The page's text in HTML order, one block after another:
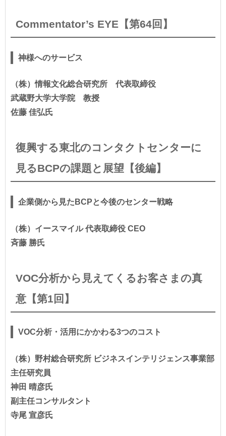
Commentator’s EYE【第64回】
神様へのサービス
（株）情報文化総合研究所 代表取締役
武蔵野大学大学院 教授
佐藤 佳弘氏
復興する東北のコンタクトセンターに
見るBCPの課題と展望【後編】
企業側から見たBCPと今後のセンター戦略
（株）イースマイル 代表取締役 CEO
斉藤 勝氏
VOC分析から見えてくるお客さまの真
意【第1回】
VOC分析・活用にかかわる3つのコスト
（株）野村総合研究所 ビジネスインテリジェンス事業部
主任研究員
神田 晴彦氏
副主任コンサルタント
寺尾 宣彦氏